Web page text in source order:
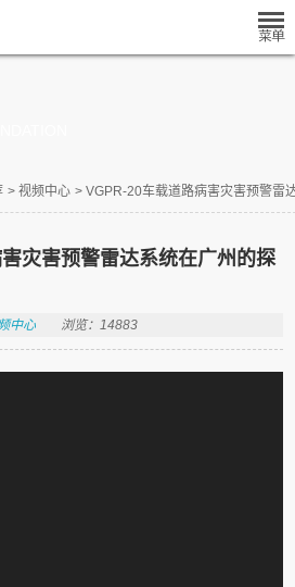
> 视频中心 > VGPR-20车载道路病害灾害预警雷
灾害预警雷达系统在广州的探
中心 浏览：14883